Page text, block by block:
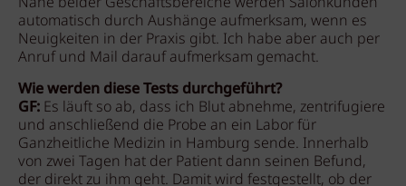
automatisch durch Aushänge aufmerksam, wenn es
Neuigkeiten in der Praxis gibt. Ich habe aber auch per
Anruf und Mail darauf aufmerksam gemacht.
Wie werden diese Tests durchgeführt?
GF: Es läuft so ab, dass ich Blut abnehme, zentrifugiere
und anschließend die Probe an ein Labor für
Ganzheitliche Medizin in Hamburg sende. Innerhalb
von zwei Tagen hat der Patient dann seinen Befund,
der direkt zu ihm geht. Damit wird festgestellt, ob der